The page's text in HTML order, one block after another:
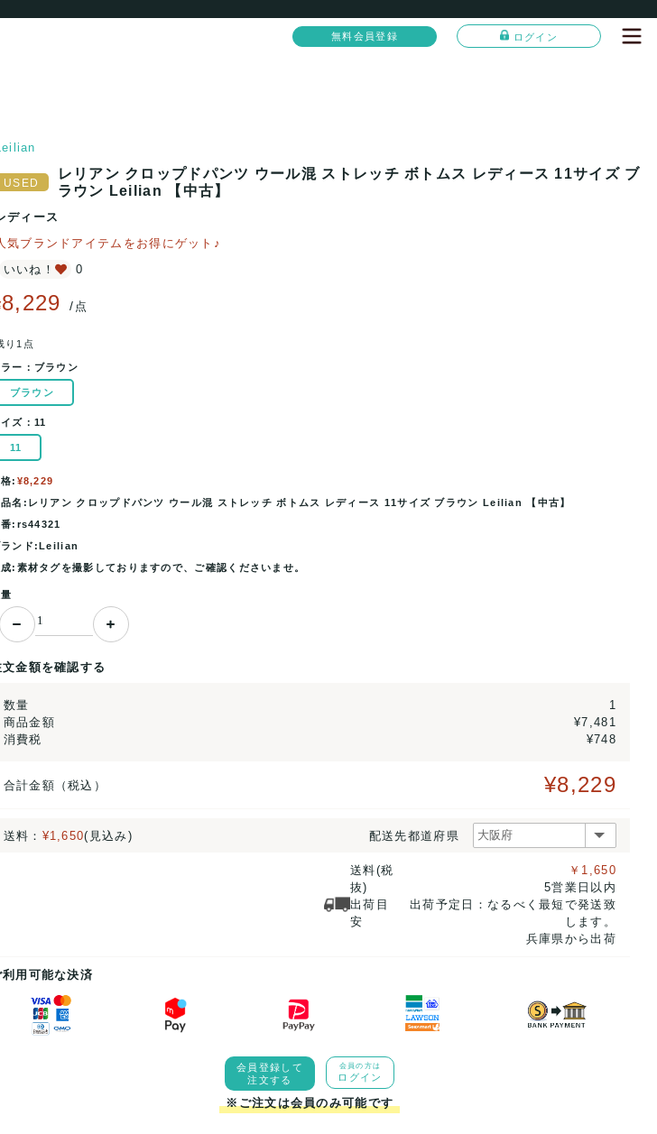
無料会員登録 ログイン
クロップドパンツ ウール混 ストレッチ ボトムス レディース 11サイズ ブ
レリアン クロップドパンツ ウール
レリアン クロップドパンツ ウール混 ストレッチ ボトムス レディース 11サイズ ブ
ラウン Leilian 【中古】
ディース
気ブランドアイテムをお得にゲット♪
いいね！
0
8,229 / 点
り1点
ー： ブラウン
ブラウン
ズ： 11
11
: ¥8,229
名:レリアン クロップドパンツ ウール混 ストレッチ ボトムス レディース 11サイズ ブラウン Leilian 【中古】
番:rs44321
ランド:Leilian
:素材タグを撮影しておりますので、ご確認くださいませ。
文金額を確認する
数量
1
商品金額
¥7,481
消費税
¥748
合計金額（税込） ¥8,229
送料： ¥1,650(見込み) 配送先都道府県
送料(税
抜)
出荷目
安
￥1,650
5営業日以内
出荷予定日：なるべく最短で発送致
します。
兵庫県から出荷
利用可能な決済
会員登録して
注文する
会員の方は
ログイン
※ご注文は会員のみ可能です